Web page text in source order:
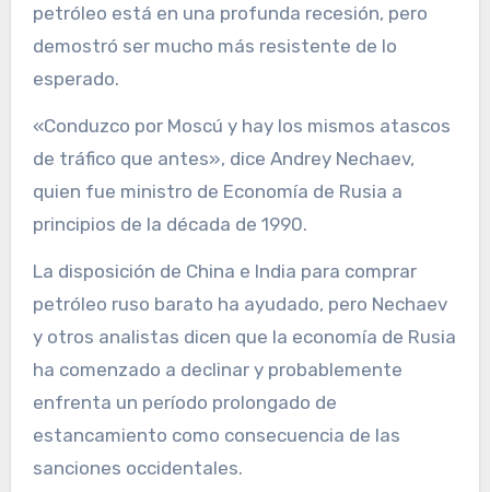
petróleo está en una profunda recesión, pero
demostró ser mucho más resistente de lo
esperado.
«Conduzco por Moscú y hay los mismos atascos
de tráfico que antes», dice Andrey Nechaev,
quien fue ministro de Economía de Rusia a
principios de la década de 1990.
La disposición de China e India para comprar
petróleo ruso barato ha ayudado, pero Nechaev
y otros analistas dicen que la economía de Rusia
ha comenzado a declinar y probablemente
enfrenta un período prolongado de
estancamiento como consecuencia de las
sanciones occidentales.